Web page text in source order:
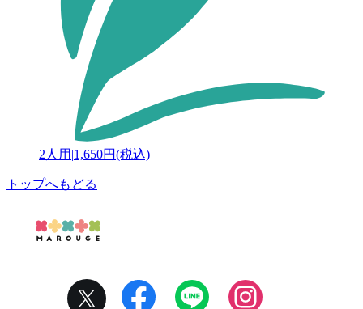
2人用 |1,650円(税込)
トップへもどる